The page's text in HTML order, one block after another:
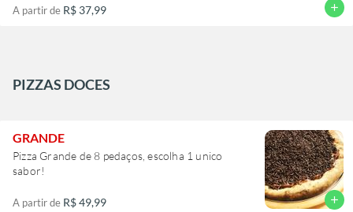
A partir de R$ 37,99 add
PIZZAS DOCES
GRANDE
Pizza Grande de 8 pedaços, escolha 1 unico
sabor!
A partir de R$ 49,99 add